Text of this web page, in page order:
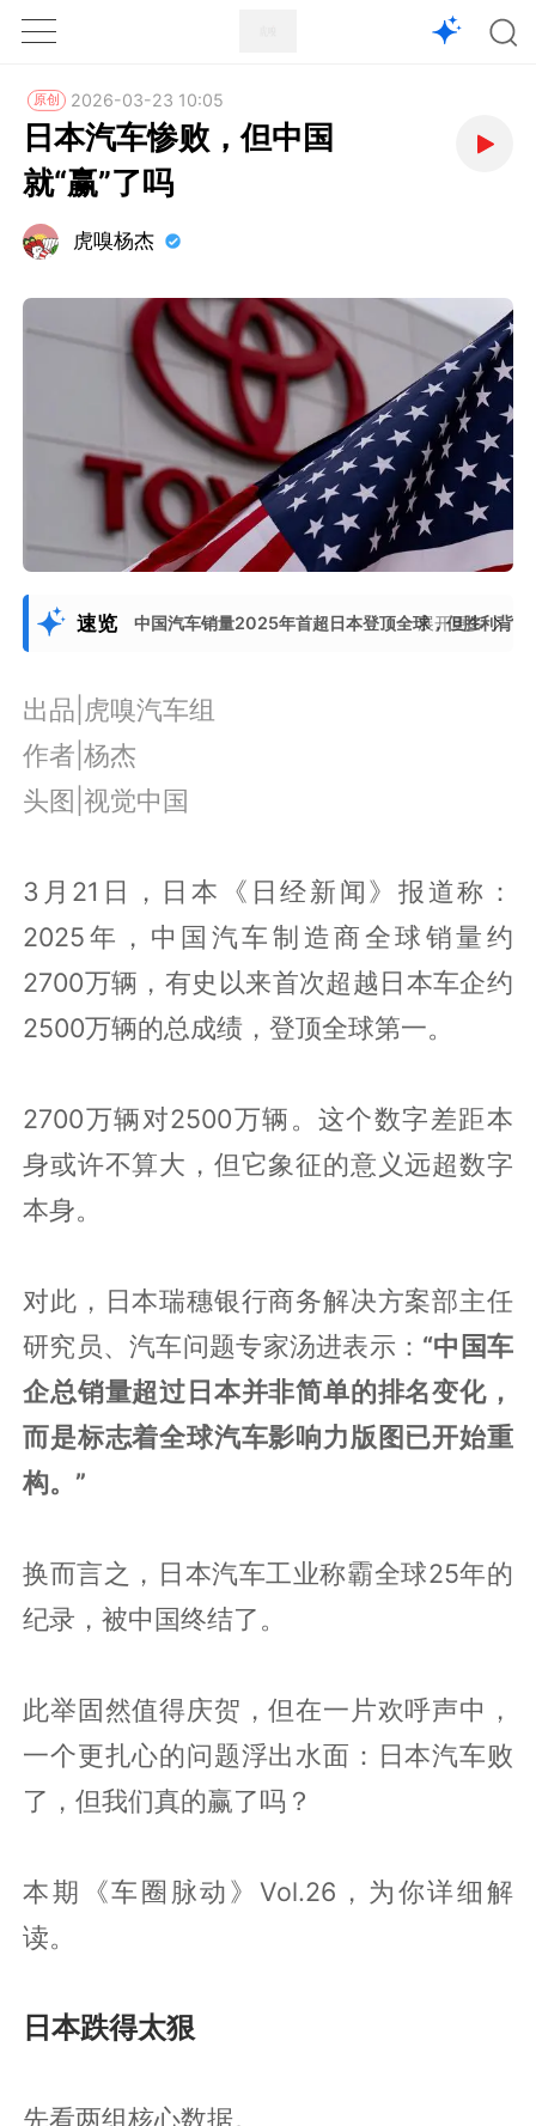
1X
原创 2026-03-23 10:05
日本汽车惨败，但中国
就“赢”了吗
虎嗅杨杰
速览 中国汽车销量2025年首超日本登顶全球，但胜利背
展开更多
出品|虎嗅汽车组
作者|杨杰
头图|视觉中国
3月21日，日本《日经新闻》报道称：
2025年，中国汽车制造商全球销量约
2700万辆，有史以来首次超越日本车企约
2500万辆的总成绩，登顶全球第一。
2700万辆对2500万辆。这个数字差距本
身或许不算大，但它象征的意义远超数字
本身。
对此，日本瑞穗银行商务解决方案部主任
研究员、汽车问题专家汤进表示： “中国车
企总销量超过日本并非简单的排名变化，
而是标志着全球汽车影响力版图已开始重
构。”
换而言之，日本汽车工业称霸全球25年的
纪录，被中国终结了。
此举固然值得庆贺，但在一片欢呼声中，
一个更扎心的问题浮出水面：日本汽车败
了，但我们真的赢了吗？
本期《车圈脉动》Vol.26，为你详细解
读。
日本跌得太狠
先看两组核心数据。